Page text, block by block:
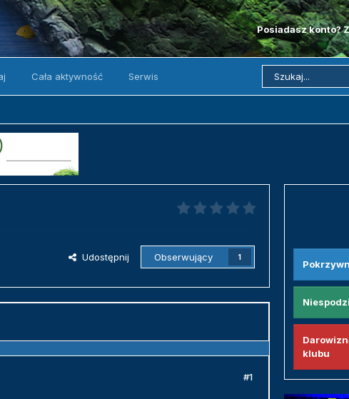
Posiadasz konto?
Cała aktywność Serwis
Udostępnij Obserwujący 1
#1
klubu